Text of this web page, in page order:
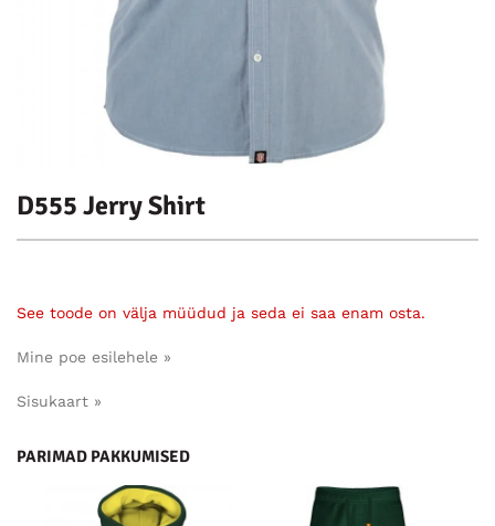
D555 Jerry Shirt
See toode on välja müüdud ja seda ei saa enam osta.
Mine poe esilehele »
Sisukaart »
PARIMAD PAKKUMISED